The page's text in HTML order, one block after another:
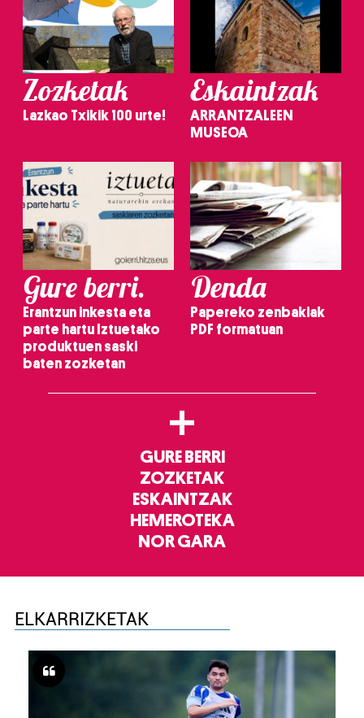
Zozketak
Lazkao Txikik 100 urte!
Eskaintzak
ARRANTZALEEN
MUSEOA
Gure berri.
Erantzun inkesta eta
parte hartu Iztuetako
produktuen saski
baten zozketan
Denda
Papereko zenbakiak
PDF formatuan
+
GURE BERRI
ZOZKETAK
ESKAINTZAK
HEMEROTEKA
NOR GARA
ELKARRIZKETAK